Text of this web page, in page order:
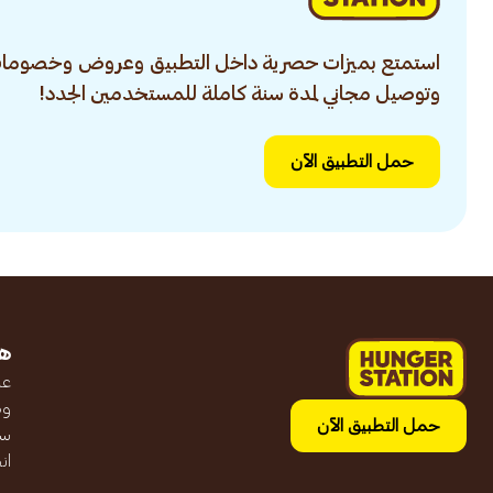
استمتع بميزات حصرية داخل التطبيق وعروض
وتوصيل مجاني لمدة سنة كاملة للمستخدمين الجدد!
حمل التطبيق الآن
حمل التطبيق الآن